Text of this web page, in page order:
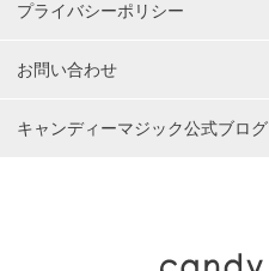
プライバシーポリシー
お問い合わせ
キャンディーマジック公式ブログ